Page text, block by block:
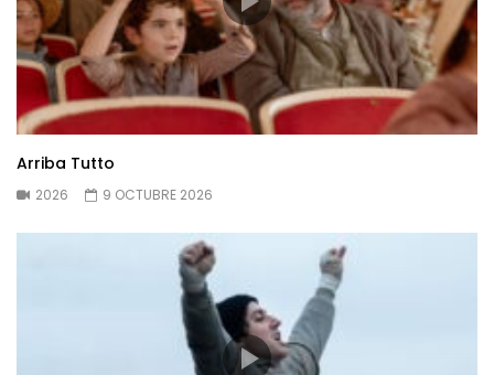
Arriba Tutto
2026 9 OCTUBRE 2026